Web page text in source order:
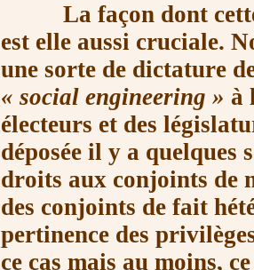
La façon dont cette
est elle aussi cruciale.
une sorte de dictature
« social engineering » à
électeurs et des
déposée il y a quelques
droits aux conjoints de
des conjoints de fait
pertinence des
ce cas mais au moins,